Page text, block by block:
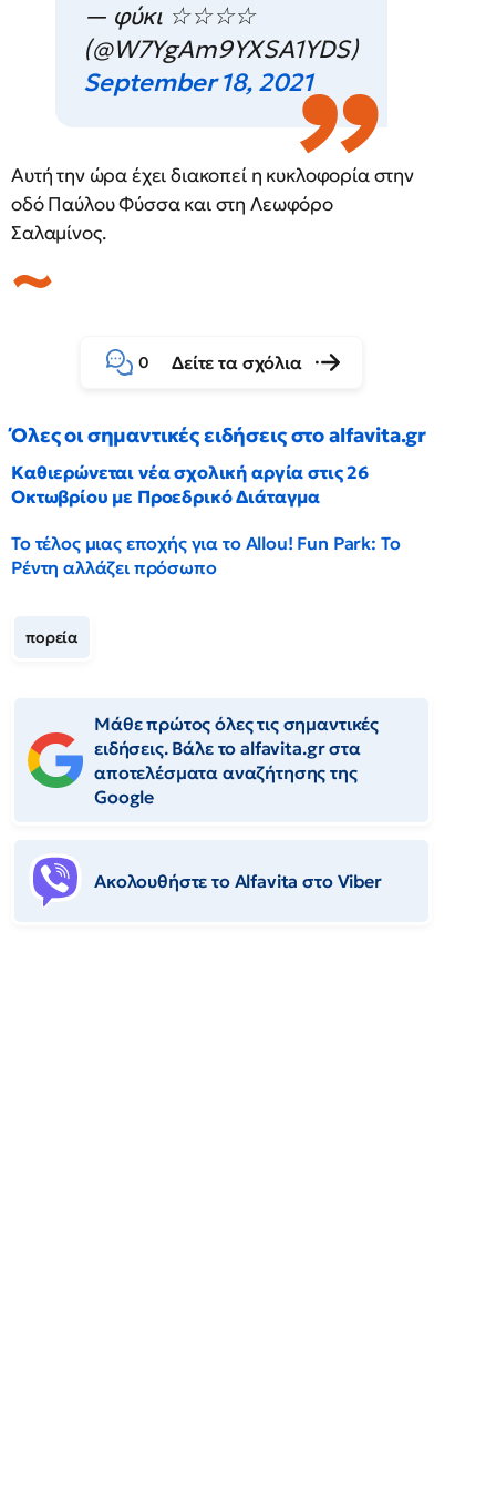
— φύκι ☆☆☆☆
(@W7YgAm9YXSA1YDS)
September 18, 2021
Αυτή την ώρα έχει διακοπεί η κυκλοφορία στην
οδό Παύλου Φύσσα και στη Λεωφόρο
Σαλαμίνος.
0 Δείτε τα σχόλια
Όλες οι σημαντικές ειδήσεις στο alfavita.gr
Καθιερώνεται νέα σχολική αργία στις 26
Οκτωβρίου με Προεδρικό Διάταγμα
Το τέλος μιας εποχής για το Allou! Fun Park: Το
Ρέντη αλλάζει πρόσωπο
πορεία
Μάθε πρώτος όλες τις σημαντικές
ειδήσεις. Βάλε το alfavita.gr στα
αποτελέσματα αναζήτησης της
Google
Ακολουθήστε το Αlfavita στο Viber